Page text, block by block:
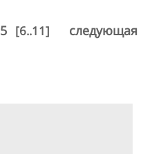
5 [6..11] следующая